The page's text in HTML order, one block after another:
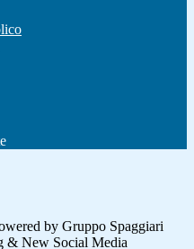
by Gruppo Spaggiari
& New Social Media